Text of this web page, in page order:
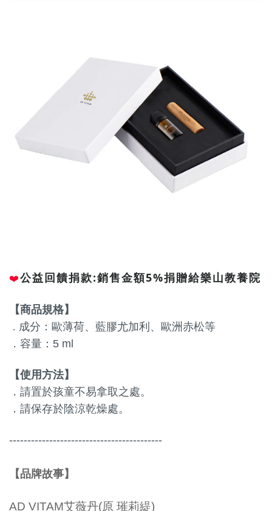
❤️公益回饋捐款:銷售金額5%捐贈給樂山教養院
【商品規格】
． 成分： 歐薄荷、藍膠尤加利、歐洲赤松等
． 容量 ： 5 ml
【使用方法】
． 請置於孩童不易拿取之處。
． 請保存於陰涼乾燥處。
------------------------------------------
【品牌故事】
AD VITAM艾薇丹(原 璀莉緹)